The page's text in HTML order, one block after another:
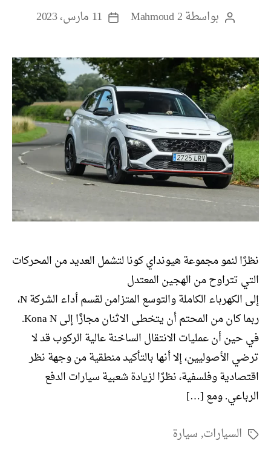
كاتببواسطةMahmoud 2
تاريخ
11 مارس، 2023
نظرًا لنمو مجموعة هيونداي كونا لتشمل العديد من المحركات
التي تتراوح من الهجين المعتدل
إلى الكهرباء الكاملة والتوسع المتزامن لقسم أداء الشركة N،
ربما كان من المحتم أن يتخطى الاثنان مجازًا إلى Kona N.
في حين أن عمليات الانتقال الساخنة عالية الركوب قد لا
ترضي الأصوليين، إلا أنها بالتأكيد منطقية من وجهة نظر
اقتصادية وفلسفية، نظرًا لزيادة شعبية سيارات الدفع
الرباعي. ومع […]
الوسومالسيارات,سيارة